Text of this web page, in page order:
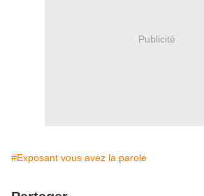
Publicité
#Exposant vous avez la parole